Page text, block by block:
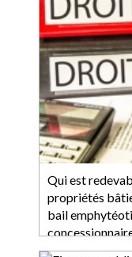
Qui est
propriétés
bail